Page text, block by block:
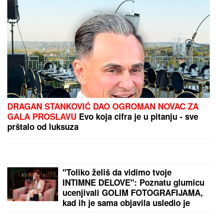
DRAGAN STANKOVIĆ DAO OGROMAN NOVAC ZA
GALA PROSLAVU Evo koja cifra je u pitanju - sve
prštalo od luksuza
"Toliko želiš da vidimo tvoje
INTIMNE DELOVE": Poznatu glumicu
ucenjivali GOLIM FOTOGRAFIJAMA,
kad ih je sama objavila usledio je